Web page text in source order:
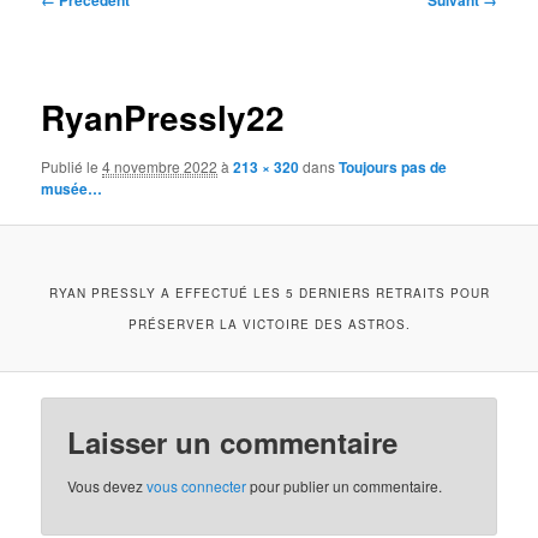
RyanPressly22
Publié le4 novembre 2022 à213 × 320dansToujours pas de
musée…
RYAN PRESSLY A EFFECTUÉ LES 5 DERNIERS RETRAITS POUR
PRÉSERVER LA VICTOIRE DES ASTROS.
Laisser un commentaire
Vous devezvous connecterpour publier un commentaire.